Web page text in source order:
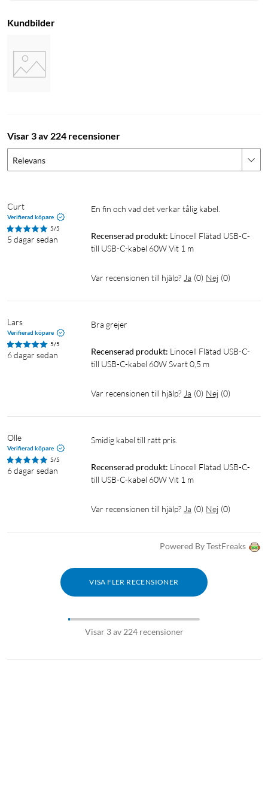
Kundbilder
Visar 3 av 224 recensioner
Relevans
Curt
Verifierad köpare
5/5
5 dagar sedan
En fin och vad det verkar tålig kabel.
Recenserad produkt: Linocell Flätad USB-C-
till USB-C-kabel 60W Vit 1 m
Var recensionen till hjälp? Ja (0) Nej (0)
Lars
Verifierad köpare
5/5
6 dagar sedan
Bra grejer
Recenserad produkt: Linocell Flätad USB-C-
till USB-C-kabel 60W Svart 0,5 m
Var recensionen till hjälp? Ja (0) Nej (0)
Olle
Verifierad köpare
5/5
6 dagar sedan
Smidig kabel till rätt pris.
Recenserad produkt: Linocell Flätad USB-C-
till USB-C-kabel 60W Vit 1 m
Var recensionen till hjälp? Ja (0) Nej (0)
Powered By TestFreaks
VISA FLER RECENSIONER
Visar 3 av 224 recensioner